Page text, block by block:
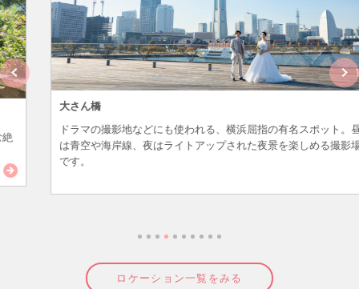
大さん橋
ドラマの撮影地などにも使われる、横浜屈指の有名スポット。昼間
は青空や海岸線、夜はライトアップされた夜景を楽しめる撮影場所
ロケーション一覧をみる